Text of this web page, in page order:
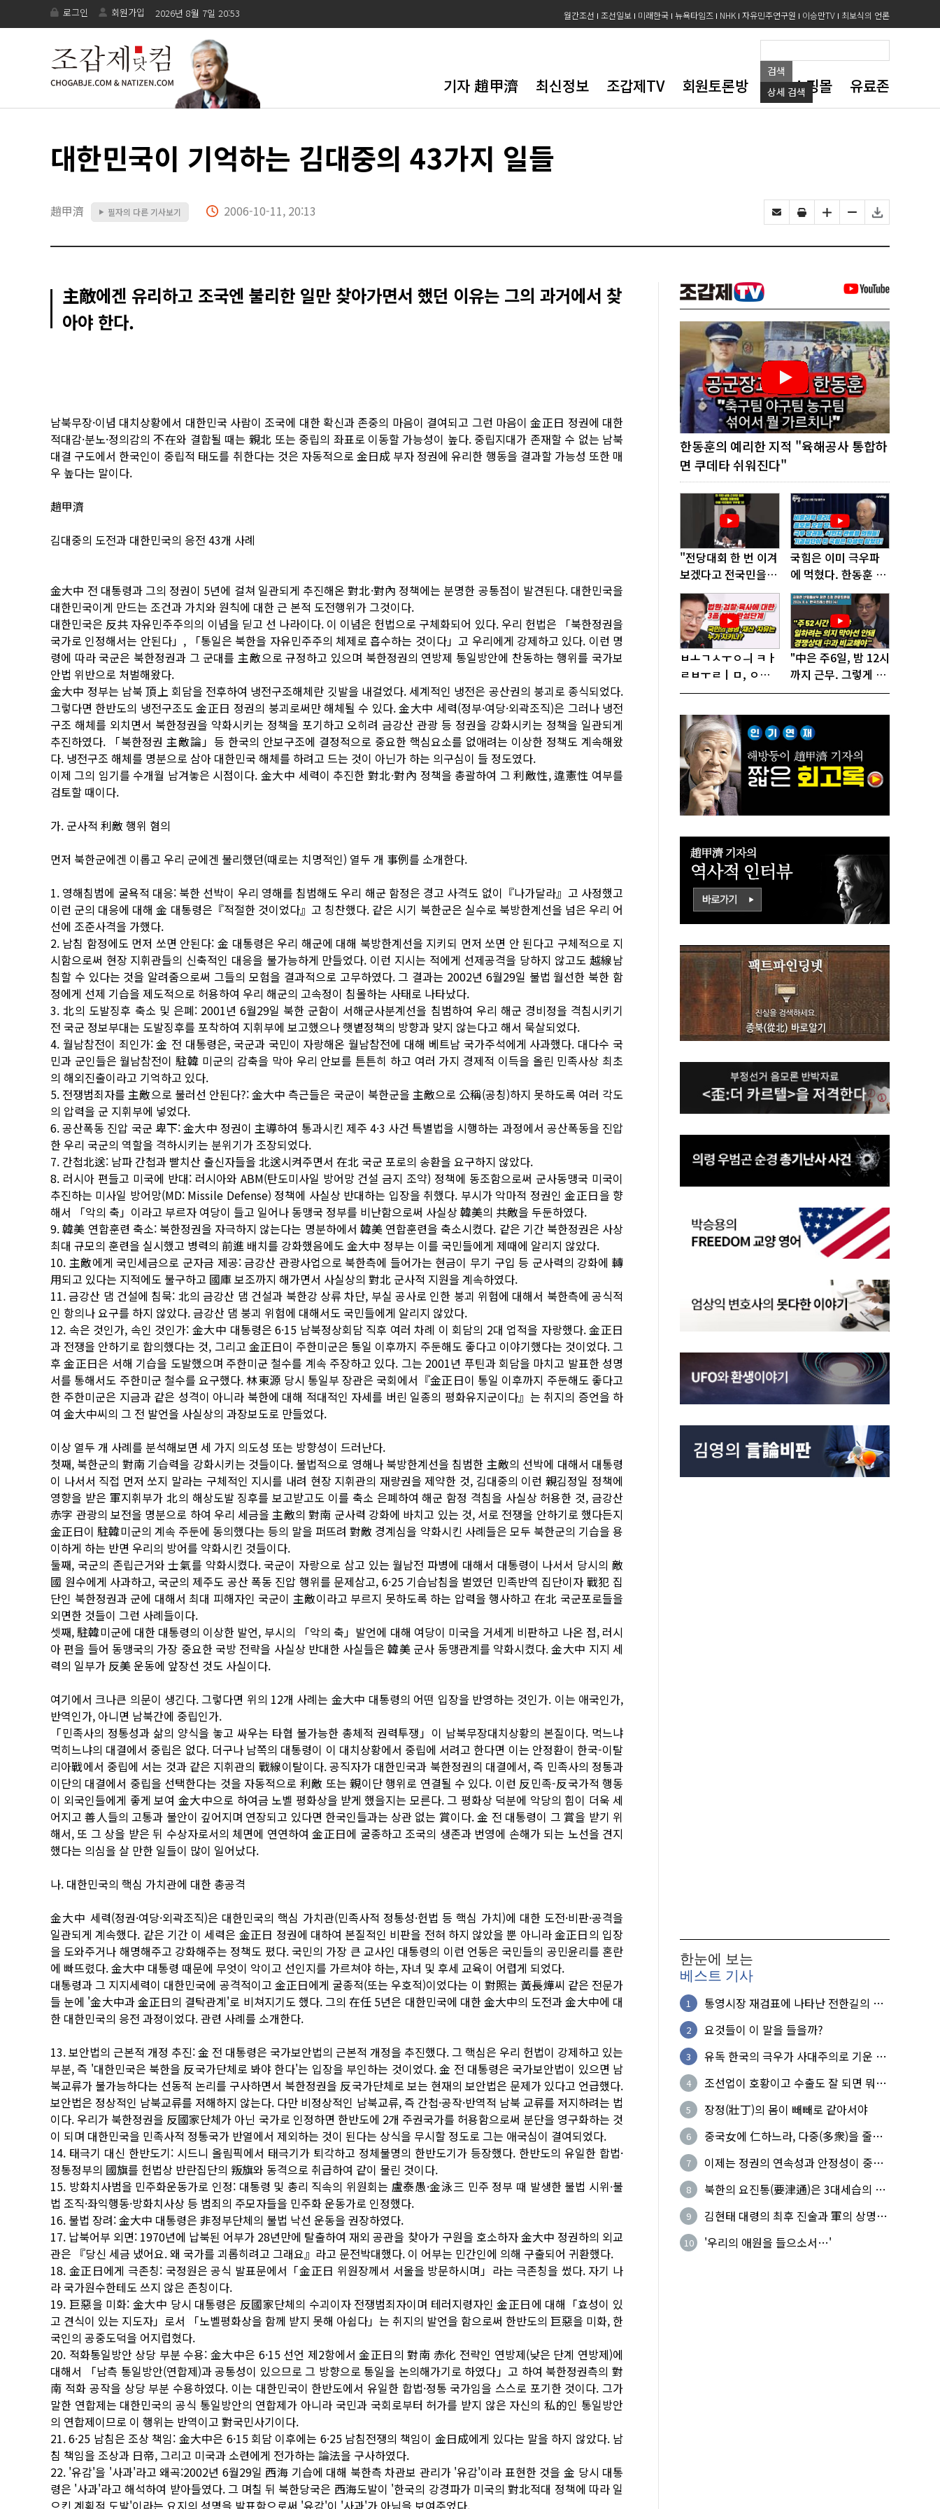
로그인 회원가입 2026년 8월 7일 20:53 월간조선 조선일보 미래한국 뉴욕타임즈 NHK 자유민주연구원 이승만TV 최보식의 언론
검색
상세 검색
기자 趙甲濟 최신정보 조갑제TV 회원토론방 도서쇼핑몰 유료존
대한민국이 기억하는 김대중의 43가지 일들
趙甲濟 ▶ 필자의 다른 기사보기 2006-10-11, 20:13
主敵에겐 유리하고 조국엔 불리한 일만 찾아가면서 했던 이유는 그의 과거에서 찾
아야 한다.
남북무장·이념 대치상황에서 대한민국 사람이 조국에 대한 확신과 존중의 마음이 결여되고 그런 마음이 金正日 정권에 대한
적대감·분노·정의감의 不在와 결합될 때는 親北 또는 중립의 좌표로 이동할 가능성이 높다. 중립지대가 존재할 수 없는 남북
대결 구도에서 한국인이 중립적 태도를 취한다는 것은 자동적으로 金日成 부자 정권에 유리한 행동을 결과할 가능성 또한 매
우 높다는 말이다.
趙甲濟
김대중의 도전과 대한민국의 응전 43개 사례
金大中 전 대통령과 그의 정권이 5년에 걸쳐 일관되게 추진해온 對北·對內 정책에는 분명한 공통점이 발견된다. 대한민국을
대한민국이게 만드는 조건과 가치와 원칙에 대한 근 본적 도전행위가 그것이다.
대한민국은 反共 자유민주주의의 이념을 딛고 선 나라이다. 이 이념은 헌법으로 구체화되어 있다. 우리 헌법은 「북한정권을
국가로 인정해서는 안된다」, 「통일은 북한을 자유민주주의 체제로 흡수하는 것이다」고 우리에게 강제하고 있다. 이런 명
령에 따라 국군은 북한정권과 그 군대를 主敵으로 규정하고 있으며 북한정권의 연방제 통일방안에 찬동하는 행위를 국가보
안법 위반으로 처벌해왔다.
金大中 정부는 남북 頂上 회담을 전후하여 냉전구조해체란 깃발을 내걸었다. 세계적인 냉전은 공산권의 붕괴로 종식되었다.
그렇다면 한반도의 냉전구조도 金正日 정권의 붕괴로써만 해체될 수 있다. 金大中 세력(정부·여당·외곽조직)은 그러나 냉전
구조 해체를 외치면서 북한정권을 약화시키는 정책을 포기하고 오히려 금강산 관광 등 정권을 강화시키는 정책을 일관되게
추진하였다. 「북한정권 主敵論」등 한국의 안보구조에 결정적으로 중요한 핵심요소를 없애려는 이상한 정책도 계속해왔
다. 냉전구조 해체를 명분으로 삼아 대한민국 해체를 하려고 드는 것이 아닌가 하는 의구심이 들 정도였다.
이제 그의 임기를 수개월 남겨놓은 시점이다. 金大中 세력이 추진한 對北·對內 정책을 총괄하여 그 利敵性, 違憲性 여부를
검토할 때이다.
가. 군사적 利敵 행위 혐의
먼저 북한군에겐 이롭고 우리 군에겐 불리했던(때로는 치명적인) 열두 개 事例를 소개한다.
1. 영해침범에 굴욕적 대응: 북한 선박이 우리 영해를 침범해도 우리 해군 함정은 경고 사격도 없이『나가달라』고 사정했고
이런 군의 대응에 대해 金 대통령은『적절한 것이었다』고 칭찬했다. 같은 시기 북한군은 실수로 북방한계선을 넘은 우리 어
선에 조준사격을 가했다.
2. 남침 함정에도 먼저 쏘면 안된다: 金 대통령은 우리 해군에 대해 북방한계선을 지키되 먼저 쏘면 안 된다고 구체적으로 지
시함으로써 현장 지휘관들의 신축적인 대응을 불가능하게 만들었다. 이런 지시는 적에게 선제공격을 당하지 않고도 越線남
침할 수 있다는 것을 알려줌으로써 그들의 모험을 결과적으로 고무하였다. 그 결과는 2002년 6월29일 불법 월선한 북한 함
정에게 선제 기습을 제도적으로 허용하여 우리 해군의 고속정이 침몰하는 사태로 나타났다.
3. 北의 도발징후 축소 및 은폐: 2001년 6월29일 북한 군함이 서해군사분계선을 침범하여 우리 해군 경비정을 격침시키기
전 국군 정보부대는 도발징후를 포착하여 지휘부에 보고했으나 햇볕정책의 방향과 맞지 않는다고 해서 묵살되었다.
4. 월남참전이 죄인가: 金 전 대통령은, 국군과 국민이 자랑해온 월남참전에 대해 베트남 국가주석에게 사과했다. 대다수 국
민과 군인들은 월남참전이 駐韓 미군의 감축을 막아 우리 안보를 튼튼히 하고 여러 가지 경제적 이득을 올린 민족사상 최초
의 해외진출이라고 기억하고 있다.
5. 전쟁범죄자를 主敵으로 불러선 안된다?: 金大中 측근들은 국군이 북한군을 主敵으로 公稱(공칭)하지 못하도록 여러 각도
의 압력을 군 지휘부에 넣었다.
6. 공산폭동 진압 국군 卑下: 金大中 정권이 主導하여 통과시킨 제주 4·3 사건 특별법을 시행하는 과정에서 공산폭동을 진압
한 우리 국군의 역할을 격하시키는 분위기가 조장되었다.
7. 간첩北送: 남파 간첩과 빨치산 출신자들을 北送시켜주면서 在北 국군 포로의 송환을 요구하지 않았다.
8. 러시아 편들고 미국에 반대: 러시아와 ABM(탄도미사일 방어망 건설 금지 조약) 정책에 동조함으로써 군사동맹국 미국이
추진하는 미사일 방어망(MD: Missile Defense) 정책에 사실상 반대하는 입장을 취했다. 부시가 악마적 정권인 金正日을 향
해서 「악의 축」이라고 부르자 여당이 들고 일어나 동맹국 정부를 비난함으로써 사실상 韓美의 共敵을 두둔하였다.
9. 韓美 연합훈련 축소: 북한정권을 자극하지 않는다는 명분하에서 韓美 연합훈련을 축소시켰다. 같은 기간 북한정권은 사상
최대 규모의 훈련을 실시했고 병력의 前進 배치를 강화했음에도 金大中 정부는 이를 국민들에게 제때에 알리지 않았다.
10. 主敵에게 국민세금으로 군자금 제공: 금강산 관광사업으로 북한측에 들어가는 현금이 무기 구입 등 군사력의 강화에 轉
用되고 있다는 지적에도 불구하고 國庫 보조까지 해가면서 사실상의 對北 군사적 지원을 계속하였다.
11. 금강산 댐 건설에 침묵: 北의 금강산 댐 건설과 북한강 상류 차단, 부실 공사로 인한 붕괴 위험에 대해서 북한측에 공식적
인 항의나 요구를 하지 않았다. 금강산 댐 붕괴 위험에 대해서도 국민들에게 알리지 않았다.
12. 속은 것인가, 속인 것인가: 金大中 대통령은 6·15 남북정상회담 직후 여러 차례 이 회담의 2대 업적을 자랑했다. 金正日
과 전쟁을 안하기로 합의했다는 것, 그리고 金正日이 주한미군은 통일 이후까지 주둔해도 좋다고 이야기했다는 것이었다. 그
후 金正日은 서해 기습을 도발했으며 주한미군 철수를 계속 주장하고 있다. 그는 2001년 푸틴과 회담을 마치고 발표한 성명
서를 통해서도 주한미군 철수를 요구했다. 林東源 당시 통일부 장관은 국회에서『金正日이 통일 이후까지 주둔해도 좋다고
한 주한미군은 지금과 같은 성격이 아니라 북한에 대해 적대적인 자세를 버린 일종의 평화유지군이다』는 취지의 증언을 하
여 金大中씨의 그 전 발언을 사실상의 과장보도로 만들었다.
이상 열두 개 사례를 분석해보면 세 가지 의도성 또는 방향성이 드러난다.
첫째, 북한군의 對南 기습력을 강화시키는 것들이다. 불법적으로 영해나 북방한계선을 침범한 主敵의 선박에 대해서 대통령
이 나서서 직접 먼저 쏘지 말라는 구체적인 지시를 내려 현장 지휘관의 재량권을 제약한 것, 김대중의 이런 親김정일 정책에
영향을 받은 軍지휘부가 北의 해상도발 징후를 보고받고도 이를 축소 은폐하여 해군 함정 격침을 사실상 허용한 것, 금강산
赤字 관광의 보전을 명분으로 하여 우리 세금을 主敵의 對南 군사력 강화에 바치고 있는 것, 서로 전쟁을 안하기로 했다든지
金正日이 駐韓미군의 계속 주둔에 동의했다는 등의 말을 퍼뜨려 對敵 경계심을 약화시킨 사례들은 모두 북한군의 기습을 용
이하게 하는 반면 우리의 방어를 약화시킨 것들이다.
둘째, 국군의 존립근거와 士氣를 약화시켰다. 국군이 자랑으로 삼고 있는 월남전 파병에 대해서 대통령이 나서서 당시의 敵
國 원수에게 사과하고, 국군의 제주도 공산 폭동 진압 행위를 문제삼고, 6·25 기습남침을 벌였던 민족반역 집단이자 戰犯 집
단인 북한정권과 군에 대해서 최대 피해자인 국군이 主敵이라고 부르지 못하도록 하는 압력을 행사하고 在北 국군포로들을
외면한 것들이 그런 사례들이다.
셋째, 駐韓미군에 대한 대통령의 이상한 발언, 부시의 「악의 축」발언에 대해 여당이 미국을 거세게 비판하고 나온 점, 러시
아 편을 들어 동맹국의 가장 중요한 국방 전략을 사실상 반대한 사실들은 韓美 군사 동맹관계를 약화시켰다. 金大中 지지 세
력의 일부가 反美 운동에 앞장선 것도 사실이다.
여기에서 크나큰 의문이 생긴다. 그렇다면 위의 12개 사례는 金大中 대통령의 어떤 입장을 반영하는 것인가. 이는 애국인가,
반역인가, 아니면 남북간에 중립인가.
「민족사의 정통성과 삶의 양식을 놓고 싸우는 타협 불가능한 총체적 권력투쟁」이 남북무장대치상황의 본질이다. 먹느냐
먹히느냐의 대결에서 중립은 없다. 더구나 남쪽의 대통령이 이 대치상황에서 중립에 서려고 한다면 이는 안정환이 한국-이탈
리아戰에서 중립에 서는 것과 같은 지휘관의 戰線이탈이다. 공직자가 대한민국과 북한정권의 대결에서, 즉 민족사의 정통과
이단의 대결에서 중립을 선택한다는 것을 자동적으로 利敵 또는 親이단 행위로 연결될 수 있다. 이런 反민족-反국가적 행동
이 외국인들에게 좋게 보여 金大中으로 하여금 노벨 평화상을 받게 했을지는 모른다. 그 평화상 덕분에 악당의 힘이 더욱 세
어지고 善人들의 고통과 불안이 깊어지며 연장되고 있다면 한국인들과는 상관 없는 賞이다. 金 전 대통령이 그 賞을 받기 위
해서, 또 그 상을 받은 뒤 수상자로서의 체면에 연연하여 金正日에 굴종하고 조국의 생존과 번영에 손해가 되는 노선을 견지
했다는 의심을 살 만한 일들이 많이 일어났다.
나. 대한민국의 핵심 가치관에 대한 총공격
金大中 세력(정권·여당·외곽조직)은 대한민국의 핵심 가치관(민족사적 정통성·헌법 등 핵심 가치)에 대한 도전·비판·공격을
일관되게 계속했다. 같은 기간 이 세력은 金正日 정권에 대하여 본질적인 비판을 전혀 하지 않았을 뿐 아니라 金正日의 입장
을 도와주거나 해명해주고 강화해주는 정책도 폈다. 국민의 가장 큰 교사인 대통령의 이런 언동은 국민들의 공민윤리를 혼란
에 빠뜨렸다. 金大中 대통령 때문에 무엇이 악이고 선인지를 가르쳐야 하는, 자녀 및 후세 교육이 어렵게 되었다.
대통령과 그 지지세력이 대한민국에 공격적이고 金正日에게 굴종적(또는 우호적)이었다는 이 對照는 黃長燁씨 같은 전문가
들 눈에 '金大中과 金正日의 결탁관계'로 비쳐지기도 했다. 그의 在任 5년은 대한민국에 대한 金大中의 도전과 金大中에 대
한 대한민국의 응전 과정이었다. 관련 사례를 소개한다.
13. 보안법의 근본적 개정 추진: 金 전 대통령은 국가보안법의 근본적 개정을 추진했다. 그 핵심은 우리 헌법이 강제하고 있는
부분, 즉 '대한민국은 북한을 反국가단체로 봐야 한다'는 입장을 부인하는 것이었다. 金 전 대통령은 국가보안법이 있으면 남
북교류가 불가능하다는 선동적 논리를 구사하면서 북한정권을 反국가단체로 보는 현재의 보안법은 문제가 있다고 언급했다.
보안법은 정상적인 남북교류를 저해하지 않는다. 다만 비정상적인 남북교류, 즉 간첩·공작·반역적 남북 교류를 저지하려는 법
이다. 우리가 북한정권을 反國家단체가 아닌 국가로 인정하면 한반도에 2개 주권국가를 허용함으로써 분단을 영구화하는 것
이 되며 대한민국을 민족사적 정통국가 반열에서 제외하는 것이 된다는 상식을 무시할 정도로 그는 애국심이 결여되었다.
14. 태극기 대신 한반도기: 시드니 올림픽에서 태극기가 퇴각하고 정체불명의 한반도기가 등장했다. 한반도의 유일한 합법·
정통정부의 國旗를 헌법상 반란집단의 叛旗와 동격으로 취급하여 같이 물린 것이다.
15. 방화치사범을 민주화운동가로 인정: 대통령 및 총리 직속의 위원회는 盧泰愚·金泳三 민주 정부 때 발생한 불법 시위·불
법 조직·좌익행동·방화치사상 등 범죄의 주모자들을 민주화 운동가로 인정했다.
16. 불법 장려: 金大中 대통령은 非정부단체의 불법 낙선 운동을 권장하였다.
17. 납북어부 외면: 1970년에 납북된 어부가 28년만에 탈출하여 재외 공관을 찾아가 구원을 호소하자 金大中 정권하의 외교
관은 『당신 세금 냈어요. 왜 국가를 괴롭히려고 그래요』라고 문전박대했다. 이 어부는 민간인에 의해 구출되어 귀환했다.
18. 金正日에게 극존칭: 국정원은 공식 발표문에서「金正日 위원장께서 서울을 방문하시며」라는 극존칭을 썼다. 자기 나
라 국가원수한테도 쓰지 않은 존칭이다.
19. 巨惡을 미화: 金大中 당시 대통령은 反國家단체의 수괴이자 전쟁범죄자이며 테러지령자인 金正日에 대해「효성이 있
고 견식이 있는 지도자」로서 「노벨평화상을 함께 받지 못해 아쉽다」는 취지의 발언을 함으로써 한반도의 巨惡을 미화, 한
국인의 공중도덕을 어지럽혔다.
20. 적화통일방안 상당 부분 수용: 金大中은 6·15 선언 제2항에서 金正日의 對南 赤化 전략인 연방제(낮은 단계 연방제)에
대해서 「남측 통일방안(연합제)과 공통성이 있으므로 그 방향으로 통일을 논의해가기로 하였다」고 하여 북한정권측의 對
南 적화 공작을 상당 부분 수용하였다. 이는 대한민국이 한반도에서 유일한 합법·정통 국가임을 스스로 포기한 것이다. 그가
말한 연합제는 대한민국의 공식 통일방안의 연합제가 아니라 국민과 국회로부터 허가를 받지 않은 자신의 私的인 통일방안
의 연합제이므로 이 행위는 반역이고 對국민사기이다.
21. 6·25 남침은 조상 책임: 金大中은 6·15 회담 이후에는 6·25 남침전쟁의 책임이 金日成에게 있다는 말을 하지 않았다. 남
침 책임을 조상과 日帝, 그리고 미국과 소련에게 전가하는 論法을 구사하였다.
22. '유감'을 '사과'라고 왜곡:2002년 6월29일 西海 기습에 대해 북한측 차관보 관리가 '유감'이라 표현한 것을 金 당시 대통
령은 '사과'라고 해석하여 받아들였다. 그 며칠 뒤 북한당국은 西海도발이 '한국의 강경파가 미국의 對北적대 정책에 따라 일
으킨 계획적 도발'이라는 요지의 성명을 발표함으로써 '유감'이 '사과'가 아님을 보여주었다.
한동훈의 예리한 지적 "육해공사 통합하
면 쿠데타 쉬워진다"
"전당대회 한 번 이겨
보겠다고 전국민을
'지옥문'으로 밀어!"
국힘은 이미 극우파
에 먹혔다. 한동훈 창
당이 답!
ㅂㅗㄱㅅㅜㅇㅢ ㅋㅏ
ㄹㅂㅜㄹㅣㅁ, ㅇㅙ
ㄱㅜㄱㅁㅣㄴㄷㅡㄹ
ㅎㅏㄴㅏ?
"中은 주6일, 밤 12시
까지 근무. 그렇게 일
해서 어떻게 경쟁하
한눈에 보는
베스트 기사
1
통영시장 재검표에 나타난 전한길의 무
2 요것들이 이 말을 들을까?
3
유독 한국의 극우가 사대주의로 기운 이
4
조선업이 호황이고 수출도 잘 되면 뭐하
5 장정(壯丁)의 몸이 빼빼로 같아서야
6
중국女에 仁하느라, 다중(多衆)을 줄세
7
이제는 정권의 연속성과 안정성이 중요
8
북한의 요진통(要津通)은 3대세습의 사
9
김현태 대령의 최후 진술과 軍의 상명하
10 '우리의 애원을 들으소서…'